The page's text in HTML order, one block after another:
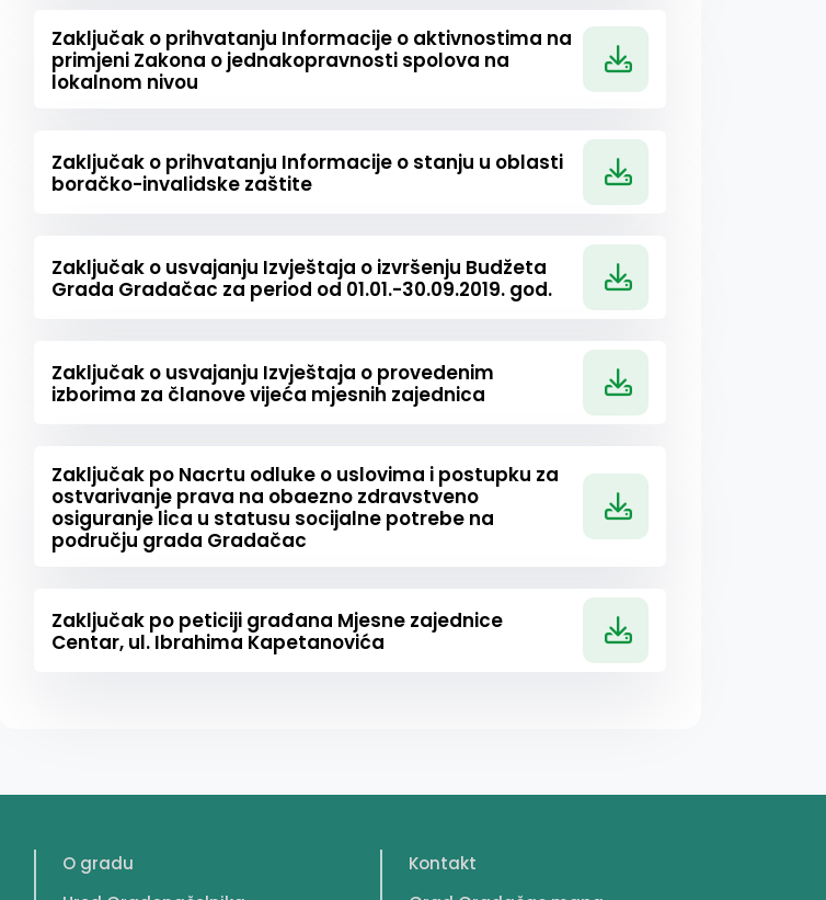
Zaključak o prihvatanju Informacije o aktivnostima na
primjeni Zakona o jednakopravnosti spolova na
lokalnom nivou
Zaključak o prihvatanju Informacije o stanju u oblasti
boračko-invalidske zaštite
Zaključak o usvajanju Izvještaja o izvršenju Budžeta
Grada Gradačac za period od 01.01.-30.09.2019. god.
Zaključak o usvajanju Izvještaja o provedenim
izborima za članove vijeća mjesnih zajednica
Zaključak po Nacrtu odluke o uslovima i postupku za
ostvarivanje prava na obaezno zdravstveno
osiguranje lica u statusu socijalne potrebe na
području grada Gradačac
Zaključak po peticiji građana Mjesne zajednice
Centar, ul. Ibrahima Kapetanovića
O gradu
Kontakt